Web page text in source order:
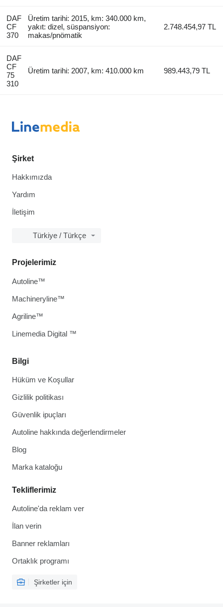
DAF
CF
370
Üretim tarihi: 2015, km: 340.000 km,
yakıt: dizel, süspansiyon:
makas/pnömatik
2.748.454,97 TL
DAF
CF
75
310
Üretim tarihi: 2007, km: 410.000 km 989.443,79 TL
Şirket
Hakkımızda
Yardım
İletişim
Türkiye / Türkçe
Bilgi
Hüküm ve Koşullar
Gizlilik politikası
Güvenlik ipuçları
Autoline hakkında değerlendirmeler
Blog
Marka kataloğu
Tekliflerimiz
Autoline'da reklam ver
İlan verin
Banner reklamları
Ortaklık programı
Şirketler için
Projelerimiz
Autoline™
Machineryline™
Agriline™
Linemedia Digital ™